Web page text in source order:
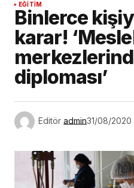
EĞİTİM
Binlerce
karar!
diploması’
Editör admin31/08/2020